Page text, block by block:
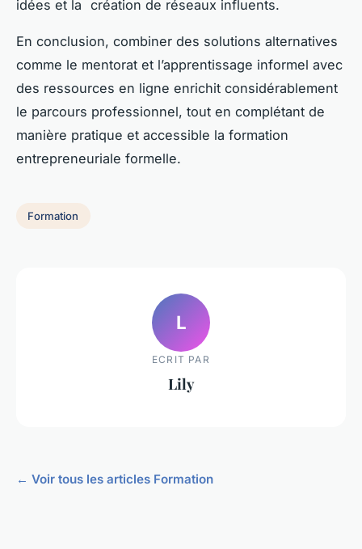
idées et la création de réseaux influents.
En conclusion, combiner des solutions alternatives
comme le mentorat et l’apprentissage informel avec
des ressources en ligne enrichit considérablement
le parcours professionnel, tout en complétant de
manière pratique et accessible la formation
entrepreneuriale formelle.
Formation
L
ECRIT PAR
Lily
← Voir tous les articles Formation